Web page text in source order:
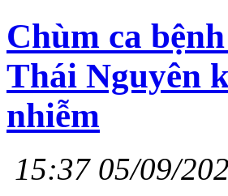
Chùm ca
Thái Nguyên
nhiễm
15:37 05/09/